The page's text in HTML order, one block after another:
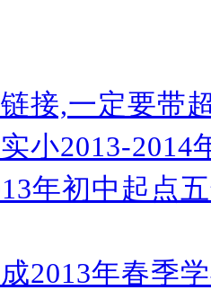
接,一定要带
小2013-2014
年初中起点
2013年春季